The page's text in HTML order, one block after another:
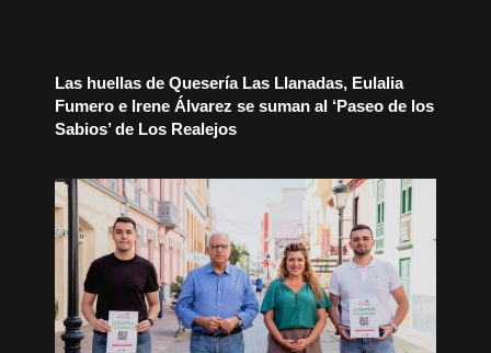
Las huellas de Quesería Las Llanadas, Eulalia
Fumero e Irene Álvarez se suman al ‘Paseo de los
Sabios’ de Los Realejos